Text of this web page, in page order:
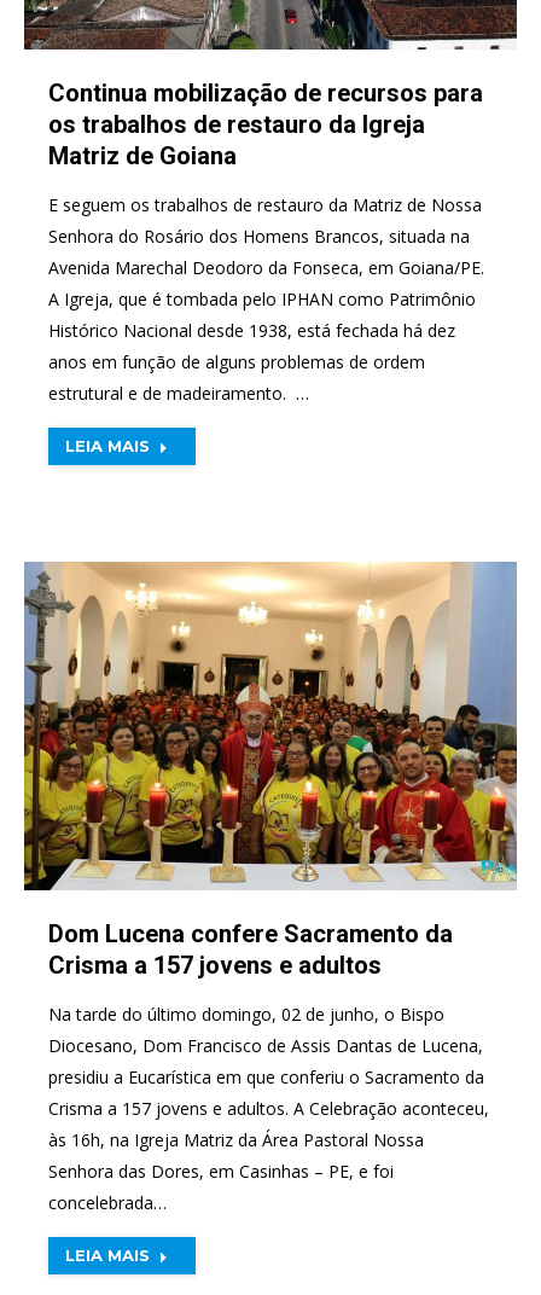
Continua mobilização de recursos para
os trabalhos de restauro da Igreja
Matriz de Goiana
E seguem os trabalhos de restauro da Matriz de Nossa
Senhora do Rosário dos Homens Brancos, situada na
Avenida Marechal Deodoro da Fonseca, em Goiana/PE.
A Igreja, que é tombada pelo IPHAN como Patrimônio
Histórico Nacional desde 1938, está fechada há dez
anos em função de alguns problemas de ordem
estrutural e de madeiramento. …
LEIA MAIS
Dom Lucena confere Sacramento da
Crisma a 157 jovens e adultos
Na tarde do último domingo, 02 de junho, o Bispo
Diocesano, Dom Francisco de Assis Dantas de Lucena,
presidiu a Eucarística em que conferiu o Sacramento da
Crisma a 157 jovens e adultos. A Celebração aconteceu,
às 16h, na Igreja Matriz da Área Pastoral Nossa
Senhora das Dores, em Casinhas – PE, e foi
concelebrada…
LEIA MAIS